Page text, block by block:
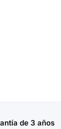
de 3 años